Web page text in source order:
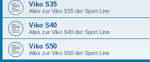
Viko S35
Alles zur Viko S35 der Sport Line
Viko S40
Alles zur Viko S40 der Sport Line
Viko S50
Alles zur Viko S50 der Sport Line